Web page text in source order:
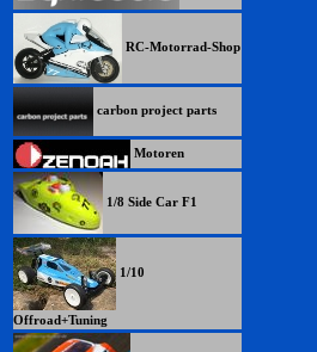
RC-Motorrad-Shop
carbon project parts
Motoren
1/8 Side Car F1
1/10
Offroad+Tuning